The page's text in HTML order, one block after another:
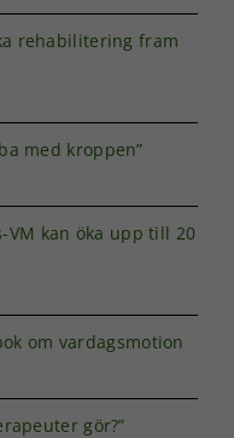
rehabilitering fram
med kroppen”
VM kan öka upp till 20
om vardagsmotion
gör?”